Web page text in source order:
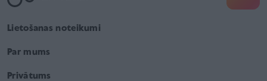
Lietošanas noteikumi
Par mums
Privātums